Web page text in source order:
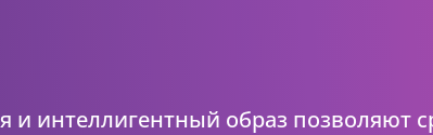
интеллигентный образ позволяют